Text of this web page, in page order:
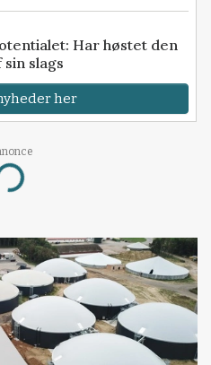
Har høstet den
slags
her